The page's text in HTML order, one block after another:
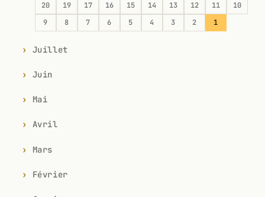
20
19 17 16 15 14 13 12 11
10
9
8 7 6 5 4 3 2 1
Juillet
Juin
Mai
Avril
Mars
Février